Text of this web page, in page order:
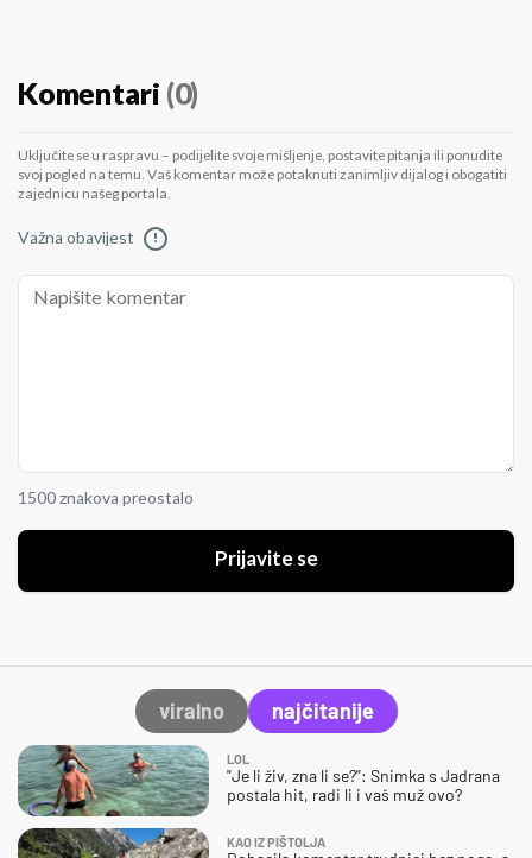
Komentari (0)
Uključite se u raspravu – podijelite svoje mišljenje, postavite pitanja ili ponudite
svoj pogled na temu. Vaš komentar može potaknuti zanimljiv dijalog i obogatiti
zajednicu našeg portala.
Važna obavijest !
1500 znakova preostalo
Prijavite se
viralno najčitanije
LOL
"Je li živ, zna li se?": Snimka s Jadrana
postala hit, radi li i vaš muž ovo?
KAO IZ PIŠTOLJA